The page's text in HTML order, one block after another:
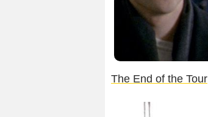
The End of the Tour